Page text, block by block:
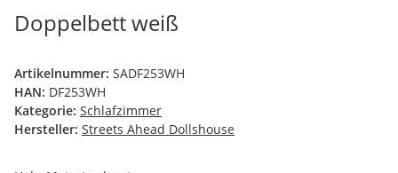
Doppelbett weiß
Artikelnummer: SADF253WH
HAN: DF253WH
Kategorie: Schlafzimmer
Hersteller: Streets Ahead Dollshouse